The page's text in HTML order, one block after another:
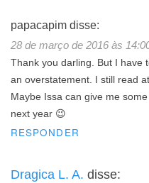
papacapim disse:
28 de março de 2016 às
Thank you darling. But I have
an overstatement. I still read
Maybe Issa can give me
next year 😉
RESPONDER
Dragica L. A. disse: